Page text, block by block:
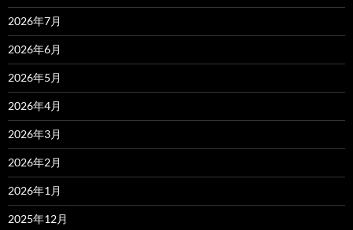
2026年7月
2026年6月
2026年5月
2026年4月
2026年3月
2026年2月
2026年1月
2025年12月